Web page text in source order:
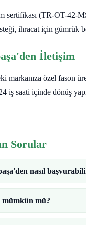
sertifikası (TR-OT-42-
ihracat için gümrük
İletişim
markanıza özel fason
iş saati içinde dönüş
Sorular
nasıl
mü?